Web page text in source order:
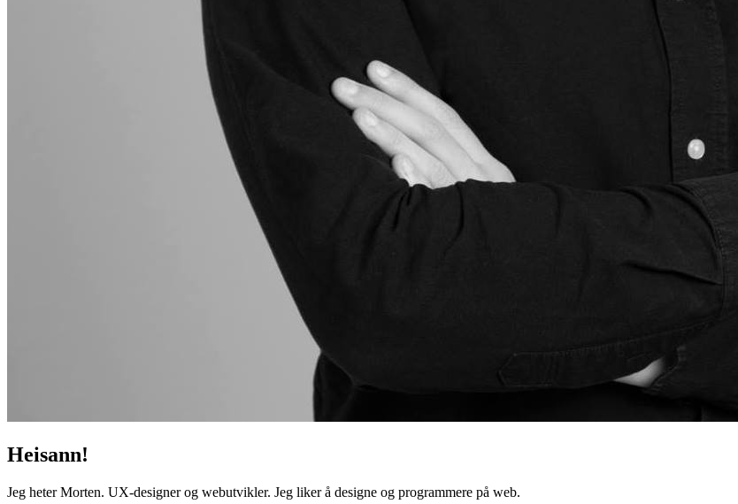
Heisann!
Jeg heter Morten. UX-designer og webutvikler. Jeg liker å designe og programmere på web.